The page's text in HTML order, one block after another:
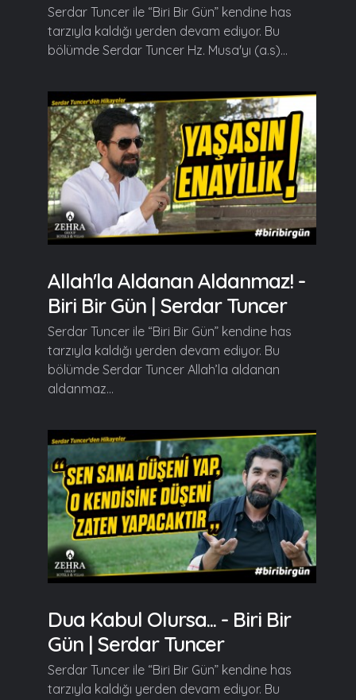
Serdar Tuncer ile “Biri Bir Gün” kendine has
tarzıyla kaldığı yerden devam ediyor. Bu
bölümde Serdar Tuncer Hz. Musa'yı (a.s)...
Allah'la Aldanan Aldanmaz! -
Biri Bir Gün | Serdar Tuncer
Serdar Tuncer ile “Biri Bir Gün” kendine has
tarzıyla kaldığı yerden devam ediyor. Bu
bölümde Serdar Tuncer Allah’la aldanan
aldanmaz...
Dua Kabul Olursa... - Biri Bir
Gün | Serdar Tuncer
Serdar Tuncer ile “Biri Bir Gün” kendine has
tarzıyla kaldığı yerden devam ediyor. Bu